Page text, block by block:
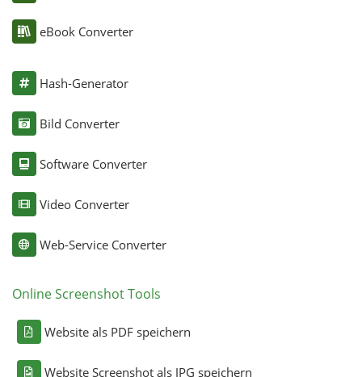
eBook Converter
Hash-Generator
Bild Converter
Software Converter
Video Converter
Web-Service Converter
Online Screenshot Tools
Website als PDF speichern
Website Screenshot als JPG speichern